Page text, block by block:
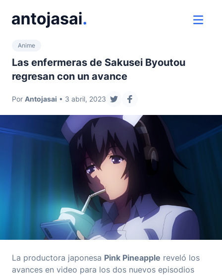
ver
Anime
Las enfermeras de Sakusei Byoutou
regresan con un avance
Por Antojasai • 3 abril, 2023
compartir en twitter
compartir en facebook
La productora japonesa Pink Pineapple reveló los
avances en video para los dos nuevos episodios